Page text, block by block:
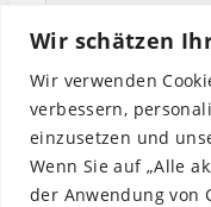
Wir schätzen
Wir verwenden
verbessern,
einzusetzen und
Wenn Sie auf „Alle
der Anwendung von
Email
Indem Du